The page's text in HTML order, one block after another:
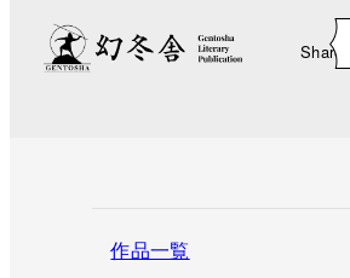
Share
作品一覧